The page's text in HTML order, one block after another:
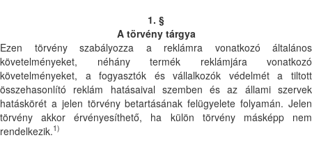
1. §
A törvény tárgya
Ezen törvény szabályozza a reklámra vonatkozó általános
követelményeket, néhány termék reklámjára vonatkozó
követelményeket, a fogyasztók és vállalkozók védelmét a tiltott
összehasonlító reklám hatásaival szemben és az állami szervek
hatáskörét a jelen törvény betartásának felügyelete folyamán. Jelen
törvény akkor érvényesíthető, ha külön törvény másképp nem
rendelkezik.1)